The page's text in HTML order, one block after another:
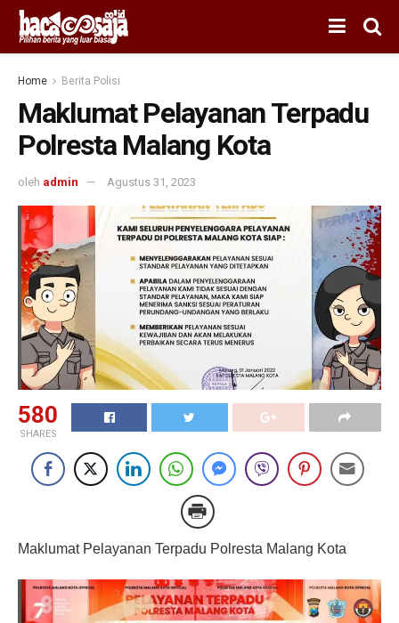
Home Berita Polisi
Maklumat Pelayanan Terpadu
Polresta Malang Kota
oleh admin Agustus 31, 2023
580
SHARES
Maklumat Pelayanan Terpadu Polresta Malang Kota